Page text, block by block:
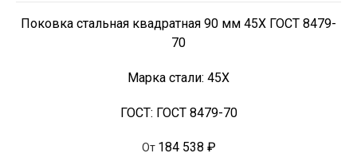
Поковка стальная квадратная 90 мм 45Х ГОСТ 8479-
70
Марка стали: 45Х
ГОСТ: ГОСТ 8479-70
От 184 538 ₽